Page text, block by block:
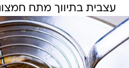
עצבית בתיווך מתח